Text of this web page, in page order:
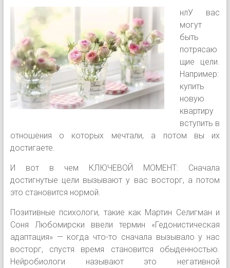
нлУ вас
могут
быть
потрясаю
щие цели.
Например:
купить
новую
квартиру
вступить в
отношения о которых мечтали, а потом вы их
достигаете.
И вот в чем КЛЮЧЕВОЙ МОМЕНТ: Сначала
достигнутые цели вызывают у вас восторг, а потом
это становится нормой.
Позитивные психологи, такие как Мартин Селигман и
Соня Любомирски ввели термин «Гедонистическая
адаптация» — когда что-то сначала вызывало у нас
восторг, спустя время становится обыденностью.
Нейробиологи называют это негативной